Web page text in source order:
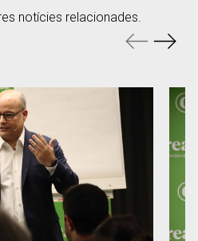
notícies relacionades.